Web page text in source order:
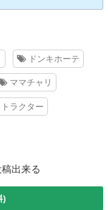
ドンキホーテ
ママチャリ
トラクター
出来る
)